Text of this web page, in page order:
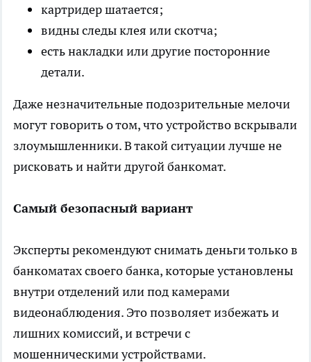
картридер шатается;
видны следы клея или скотча;
есть накладки или другие посторонние
детали.
Даже незначительные подозрительные мелочи
могут говорить о том, что устройство вскрывали
злоумышленники. В такой ситуации лучше не
рисковать и найти другой банкомат.
Самый безопасный вариант
Эксперты рекомендуют снимать деньги только в
банкоматах своего банка, которые установлены
внутри отделений или под камерами
видеонаблюдения. Это позволяет избежать и
лишних комиссий, и встречи с
мошенническими устройствами.